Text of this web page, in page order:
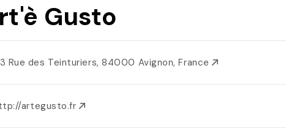
Gusto
Rue des Teinturiers, 84000 Avignon, France
artegusto.fr